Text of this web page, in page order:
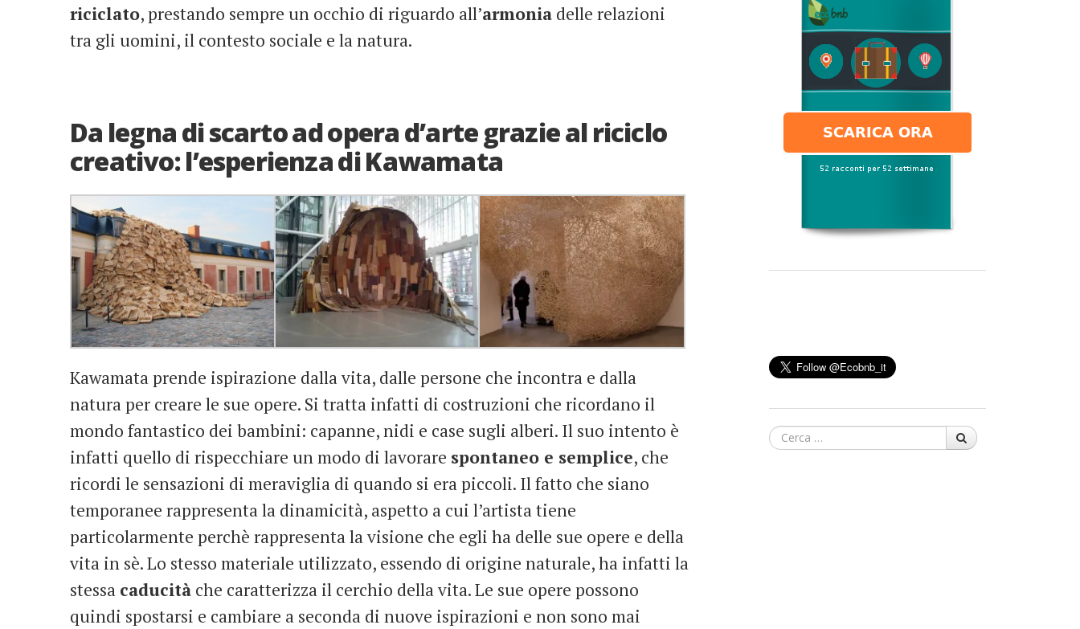
riciclato, prestando sempre un occhio di riguardo all’armonia delle relazioni
tra gli uomini, il contesto sociale e la natura.
Da legna di scarto ad opera d’arte grazie al riciclo
creativo: l’esperienza di Kawamata
Kawamata prende ispirazione dalla vita, dalle persone che incontra e dalla
natura per creare le sue opere. Si tratta infatti di costruzioni che ricordano il
mondo fantastico dei bambini: capanne, nidi e case sugli alberi. Il suo intento è
infatti quello di rispecchiare un modo di lavorare spontaneo e semplice, che
ricordi le sensazioni di meraviglia di quando si era piccoli. Il fatto che siano
temporanee rappresenta la dinamicità, aspetto a cui l’artista tiene
particolarmente perchè rappresenta la visione che egli ha delle sue opere e della
vita in sè. Lo stesso materiale utilizzato, essendo di origine naturale, ha infatti la
stessa caducità che caratterizza il cerchio della vita. Le sue opere possono
quindi spostarsi e cambiare a seconda di nuove ispirazioni e non sono mai
Cerca